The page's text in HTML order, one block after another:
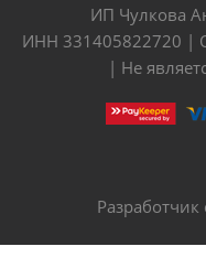
ИП Чулкова
ИНН 331405822720 |
| Не